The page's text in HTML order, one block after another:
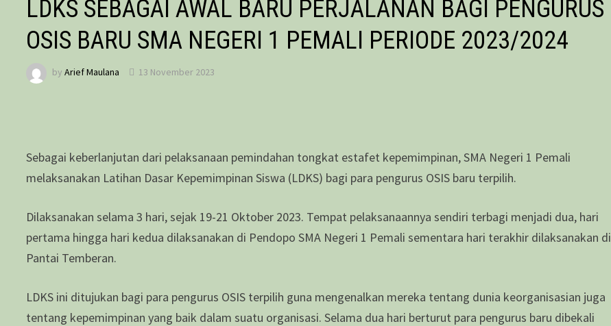
LDKS SEBAGAI AWAL BARU PERJALANAN BAGI PENGURUS
OSIS BARU SMA NEGERI 1 PEMALI PERIODE 2023/2024
byArief Maulana 13 November 2023
Sebagai keberlanjutan dari pelaksanaan pemindahan tongkat estafet kepemimpinan, SMA Negeri 1 Pemali
melaksanakan Latihan Dasar Kepemimpinan Siswa (LDKS) bagi para pengurus OSIS baru terpilih.
Dilaksanakan selama 3 hari, sejak 19-21 Oktober 2023. Tempat pelaksanaannya sendiri terbagi menjadi dua, hari
pertama hingga hari kedua dilaksanakan di Pendopo SMA Negeri 1 Pemali sementara hari terakhir dilaksanakan di
Pantai Temberan.
LDKS ini ditujukan bagi para pengurus OSIS terpilih guna mengenalkan mereka tentang dunia keorganisasian juga
tentang kepemimpinan yang baik dalam suatu organisasi. Selama dua hari berturut para pengurus baru dibekali